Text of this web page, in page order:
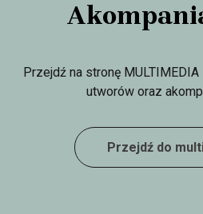
Przejdź na stronę
utworów oraz
Przejdź do